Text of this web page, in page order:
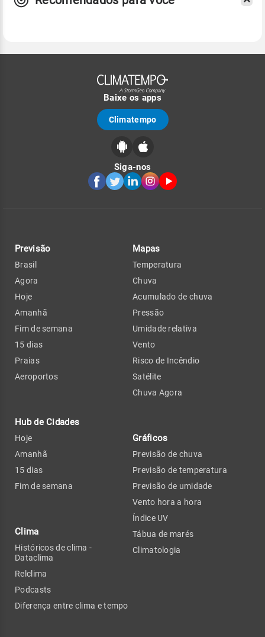
Baixe os apps
Climatempo
Siga-nos
Previsão
Brasil
Agora
Hoje
Amanhã
Fim de semana
15 dias
Praias
Aeroportos
Hub de Cidades
Hoje
Amanhã
15 dias
Fim de semana
Clima
Históricos de clima -
Dataclima
Relclima
Podcasts
Diferença entre clima e tempo
Mapas
Temperatura
Chuva
Acumulado de chuva
Pressão
Umidade relativa
Vento
Risco de Incêndio
Satélite
Chuva Agora
Gráficos
Previsão de chuva
Previsão de temperatura
Previsão de umidade
Vento hora a hora
Índice UV
Tábua de marés
Climatologia